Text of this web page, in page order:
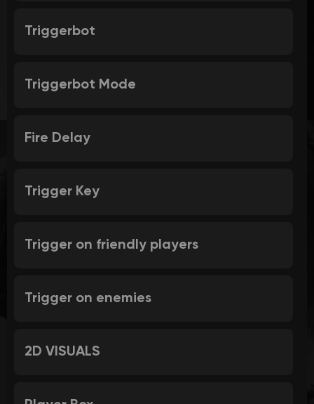
Triggerbot
Triggerbot Mode
Fire Delay
Trigger Key
Trigger on friendly players
Trigger on enemies
2D VISUALS